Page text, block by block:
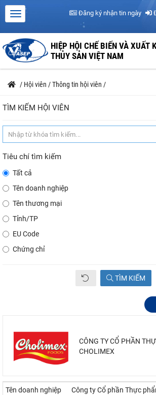
Đăng ký nhận tin ngày
HIỆP HỘI CHẾ BIẾN VÀ XUẤT
THỦY SẢN VIỆT NAM
/ Hội viên /Thông tin hội viên /
TÌM KIẾM HỘI VIÊN
Tiêu chí tìm kiếm
Tất cả
Tên doanh nghiệp
Tên thương mại
Tỉnh/TP
EU Code
Chứng chỉ
TÌM KIẾM
CÔNG TY CỔ PHẦN
CHOLIMEX
Tên doanh nghiệp Công ty Cổ phần Thực